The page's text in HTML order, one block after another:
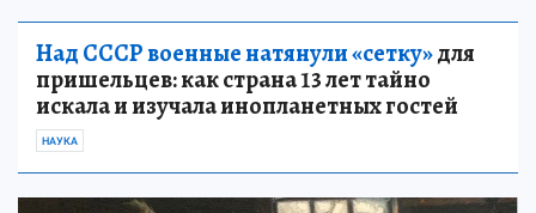
Над СССР военные натянули «сетку»для
пришельцев: как страна 13 лет тайно
искала и изучала инопланетных гостей
НАУКА